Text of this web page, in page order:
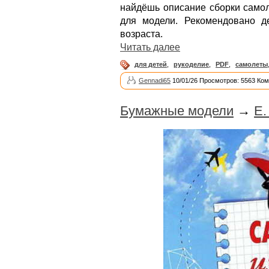
найдёшь описание сборки
для модели. Рекомендовано
возраста.
Читать далее
для детей рукоделие PDF самолеты
Gennadi65 10/01/26 Просмотров: 5563
Бумажные модели → Е.